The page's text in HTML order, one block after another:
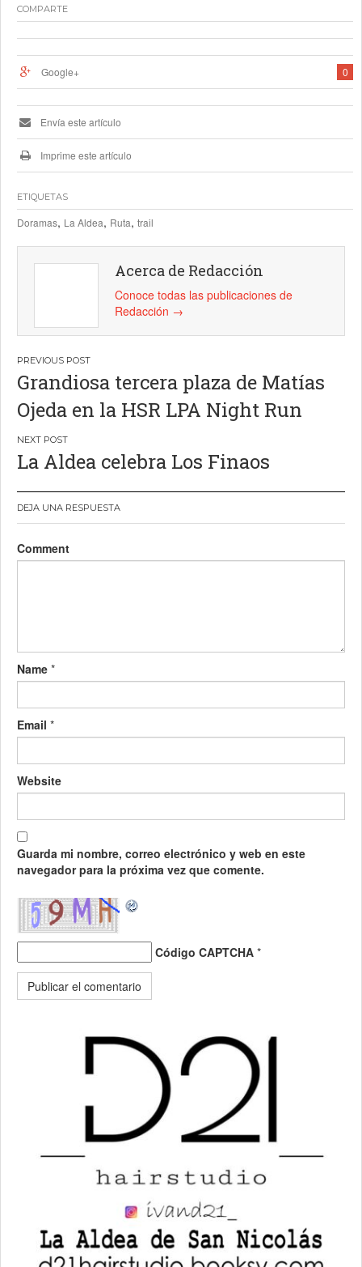
COMPARTE
0
Google+
Envía este artículo
Imprime este artículo
ETIQUETAS
Doramas, La Aldea, Ruta, trail
Acerca de Redacción
Conoce todas las publicaciones de
Redacción →
Navegación
de
entradas
Grandiosa tercera plaza de Matías
Ojeda en la HSR LPA Night Run
La Aldea celebra Los Finaos
DEJA UNA RESPUESTA
Comment
Name *
Email *
Website
Guarda mi nombre, correo electrónico y web en este
navegador para la próxima vez que comente.
Código CAPTCHA *